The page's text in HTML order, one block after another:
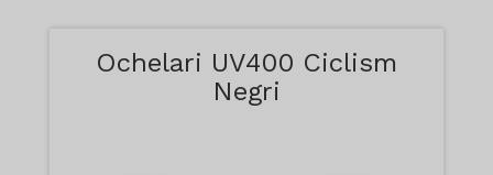
Ochelari UV400 Ciclism
Negri